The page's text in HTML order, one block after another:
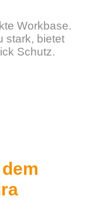
Workbase.
stark, bietet
Schutz.